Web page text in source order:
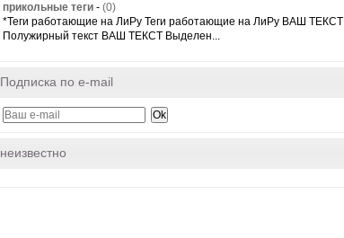
прикольные теги - (0)
*Теги работающие на ЛиРу Теги работающие на ЛиРу ВАШ ТЕКСТ
Полужирный текст ВАШ ТЕКСТ Выделен...
Подписка по e-mail
неизвестно